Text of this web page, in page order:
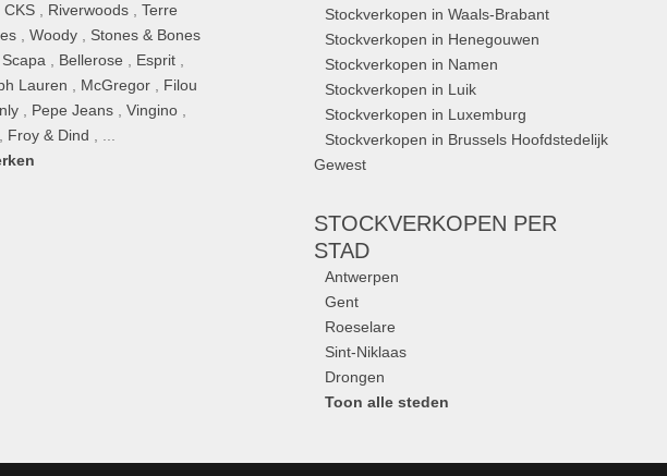
,CKS Riverwoods ,Terre
,Woody
Stones & Bones
Scapa Bellerose Esprit
Lauren McGregor
Filou
Pepe Jeans ,Vingino
Froy & Dind
Stockverkopen in Waals-Brabant
Stockverkopen in Henegouwen
Stockverkopen in Namen
Stockverkopen in Luik
Stockverkopen in Luxemburg
Stockverkopen in Brussels Hoofdstedelijk
Gewest
STOCKVERKOPEN PER
STAD
Antwerpen
Gent
Roeselare
Sint-Niklaas
Drongen
Toon alle steden